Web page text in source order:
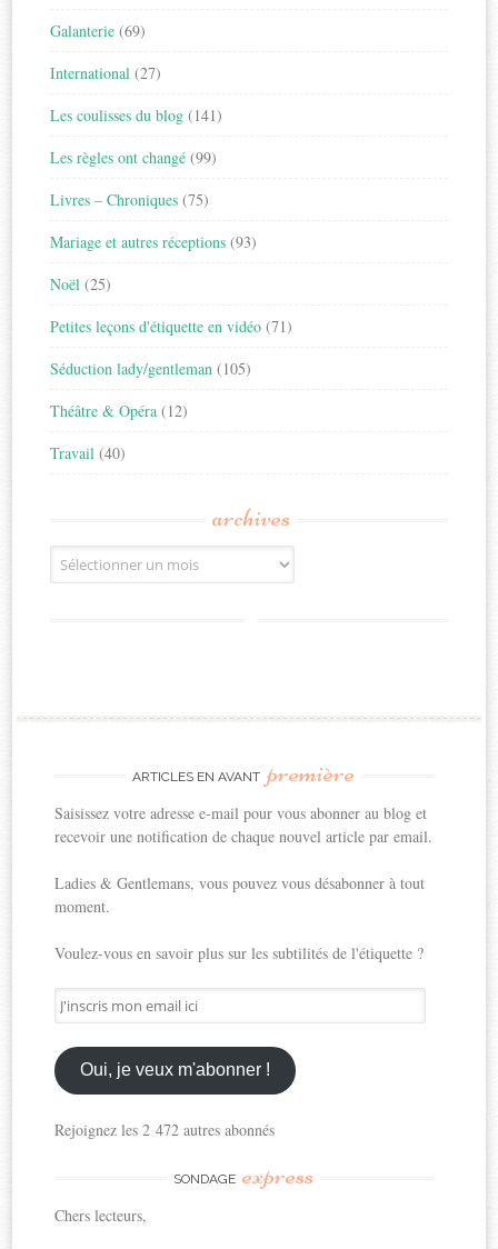
Galanterie (69)
International (27)
Les coulisses du blog (141)
Les règles ont changé (99)
Livres – Chroniques (75)
Mariage et autres réceptions (93)
Noël (25)
Petites leçons d'étiquette en vidéo (71)
Séduction lady/gentleman (105)
Théâtre & Opéra (12)
Travail (40)
archives
Archives
ARTICLES EN AVANT première
Saisissez votre adresse e-mail pour vous abonner au blog et
recevoir une notification de chaque nouvel article par email.
Ladies & Gentlemans, vous pouvez vous désabonner à tout
moment.
Voulez-vous en savoir plus sur les subtilités de l'étiquette ?
J'inscris
mon
email
ici
Oui, je veux m'abonner !
Rejoignez les 2 472 autres abonnés
SONDAGE express
Chers lecteurs,